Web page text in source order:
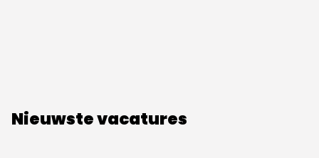
Nieuwste vacatures